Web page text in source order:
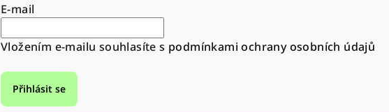
E-mail
Vložením e-mailu souhlasíte s podmínkami ochrany osobních údajů
Přihlásit se